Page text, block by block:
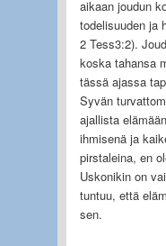
aikaan joudun
todelisuuden ja
2 Tess3:2).
koska tahansa
tässä ajassa
Syvän
ajallista
ihmisenä ja
pirstaleina, en
Uskonikin on
tuntuu, että
sen.